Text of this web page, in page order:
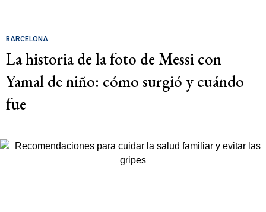
BARCELONA
La historia de la foto de Messi con
Yamal de niño: cómo surgió y cuándo
fue